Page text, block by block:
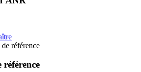
référence
référence